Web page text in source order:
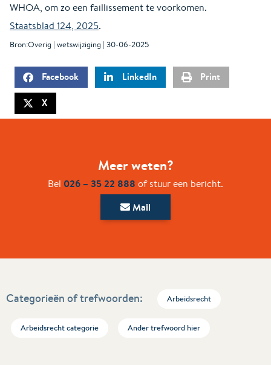
WHOA, om zo een faillissement te voorkomen.
Staatsblad 124, 2025.
Bron:Overig | wetswijziging | 30-06-2025
Facebook LinkedIn Print
X
Meer weten?
Bel 026 – 35 22 888 of stuur een bericht.
Mail
Categorieën of trefwoorden: Arbeidsrecht
Arbeidsrecht categorie Ander trefwoord hier